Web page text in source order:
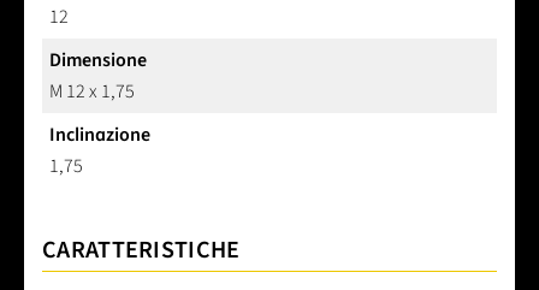
12
Dimensione
M 12 x 1,75
Inclinazione
1,75
CARATTERISTICHE